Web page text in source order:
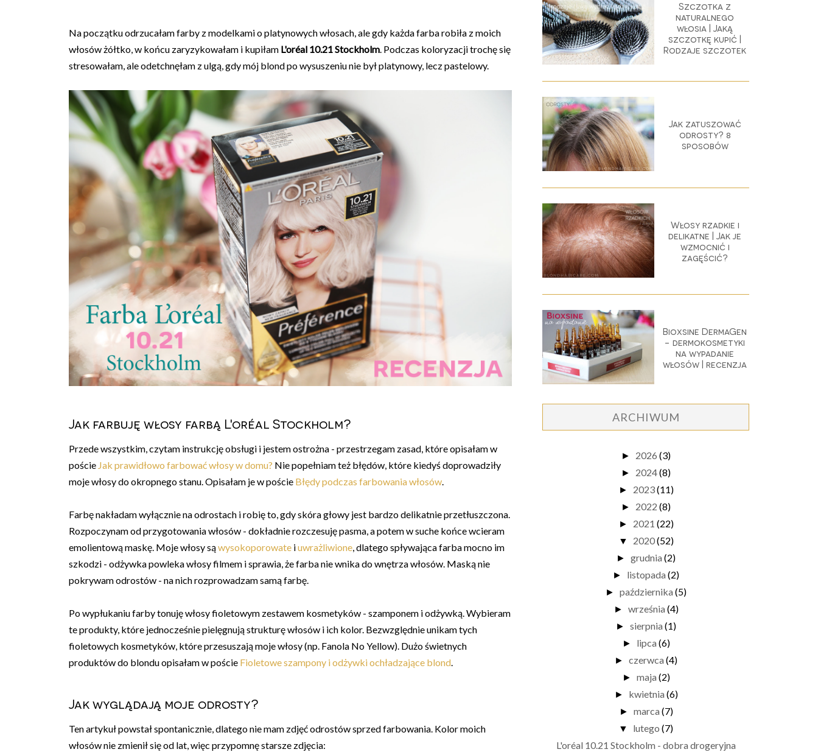
Na początku odrzucałam farby z modelkami o platynowych włosach, ale gdy każda farba robiła z moich
włosów żółtko, w końcu zaryzykowałam i kupiłam L'oréal 10.21 Stockholm. Podczas koloryzacji trochę się
stresowałam, ale odetchnęłam z ulgą, gdy mój blond po wysuszeniu nie był platynowy, lecz pastelowy.
Jak farbuję włosy farbą L'oréal Stockholm?
Przede wszystkim, czytam instrukcję obsługi i jestem ostrożna - przestrzegam zasad, które opisałam w
poście Jak prawidłowo farbować włosy w domu? Nie popełniam też błędów, które kiedyś doprowadziły
moje włosy do okropnego stanu. Opisałam je w poście Błędy podczas farbowania włosów.
Farbę nakładam wyłącznie na odrostach i robię to, gdy skóra głowy jest bardzo delikatnie przetłuszczona.
Rozpoczynam od przygotowania włosów - dokładnie rozczesuję pasma, a potem w suche końce wcieram
emolientową maskę. Moje włosy sąwysokoporowate iuwrażliwione, dlatego spływająca farba mocno im
szkodzi - odżywka powleka włosy filmem i sprawia, że farba nie wnika do wnętrza włosów. Maską nie
pokrywam odrostów - na nich rozprowadzam samą farbę.
Po wypłukaniu farby tonuję włosy fioletowym zestawem kosmetyków - szamponem i odżywką. Wybieram
te produkty, które jednocześnie pielęgnują strukturę włosów i ich kolor. Bezwzględnie unikam tych
fioletowych kosmetyków, które przesuszają moje włosy (np. Fanola No Yellow). Dużo świetnych
produktów do blondu opisałam w poście Fioletowe szampony i odżywki ochładzające blond.
Jak wyglądają moje odrosty?
Ten artykuł powstał spontanicznie, dlatego nie mam zdjęć odrostów sprzed farbowania. Kolor moich
włosów nie zmienił się od lat, więc przypomnę starsze zdjęcia:
Szczotka z
naturalnego
włosia | Jaką
szczotkę kupić |
Rodzaje szczotek
Jak zatuszować
odrosty? 8
sposobów
Włosy rzadkie i
delikatne | Jak je
wzmocnić i
zagęścić?
Bioxsine DermaGen
- dermokosmetyki
na wypadanie
włosów | recenzja
ARCHIWUM
► 2026 (3)
► 2024(8)
► 2023(11)
► 2022 (8)
► 2021 (22)
▼ 2020(52)
► grudnia (2)
► listopada (2)
► października (5)
► września (4)
► sierpnia (1)
► lipca (6)
► czerwca (4)
► maja (2)
► kwietnia (6)
► marca (7)
▼ lutego (7)
L'oréal 10.21 Stockholm - dobra drogeryjna